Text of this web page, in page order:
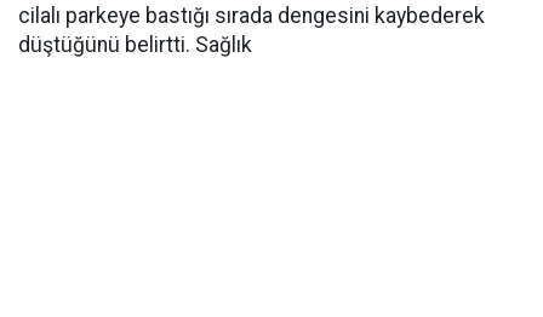
cilalı parkeye bastığı sırada dengesini kaybederek
düştüğünü belirtti. Sağlık